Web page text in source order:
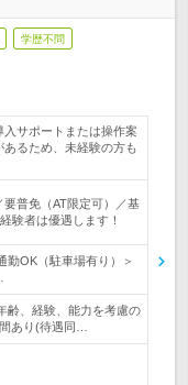
学歴不問
サポートまたは操作案
るため、未経験の方も
要普免（AT限定可）／基
験者は優遇します！
勤OK（駐車場有り）＞
齢、経験、能力を考慮の
あり(待遇同…